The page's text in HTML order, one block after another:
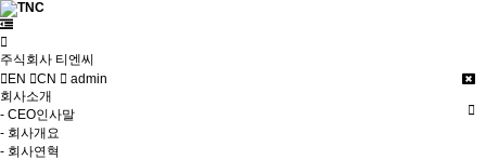
주식회사 티엔씨
EN
CN
admin
회사소개
- CEO인사말
- 회사개요
- 회사연혁